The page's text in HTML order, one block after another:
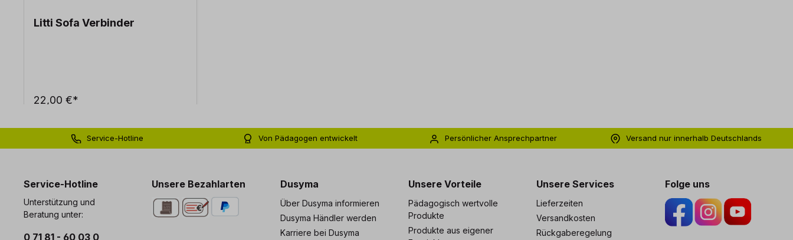
Litti Sofa Verbinder
22,00 €*
Service-Hotline
Von Pädagogen entwickelt
Persönlicher Ansprechpartner
Versand nur innerhalb Deutschlands
Service-Hotline
Unterstützung und
Beratung unter:
0 71 81 - 60 03 0
Unsere Bezahlarten Dusyma
Über Dusyma informieren
Dusyma Händler werden
Karriere bei Dusyma
Unsere Vorteile
Pädagogisch wertvolle
Produkte
Produkte aus eigener
Unsere Services
Lieferzeiten
Versandkosten
Rückgaberegelung
Folge uns